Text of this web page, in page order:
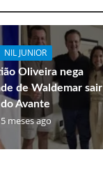
NIL JUNIOR
Oliveira nega
de Waldemar sair
do Avante
5 meses ago